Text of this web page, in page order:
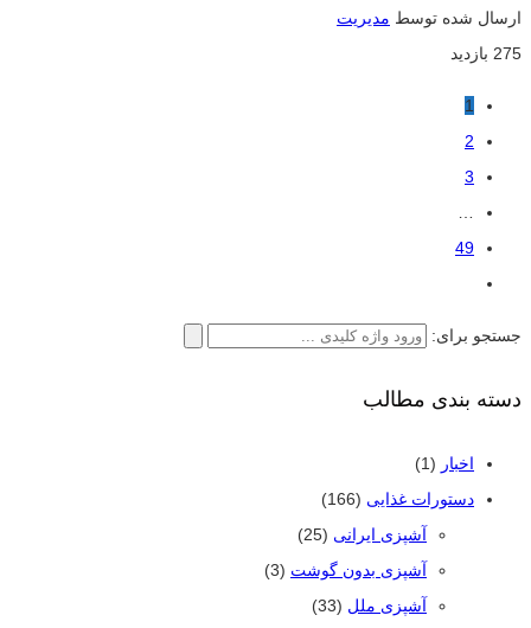
ارسال شده توسط مدیریت
275 بازدید
1
2
3
49
جستجو برای:
دسته بندی مطالب
اخبار (1)
دستورات غذایی (166)
آشپزی ایرانی (25)
آشپزی بدون گوشت (3)
آشپزی ملل (33)